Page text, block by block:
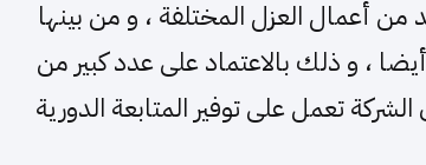
من أعمال العزل المختلفة ، و من بينها
أيضا ، و ذلك بالاعتماد على عدد كبير من
تعمل على توفير المتابعة الدورية